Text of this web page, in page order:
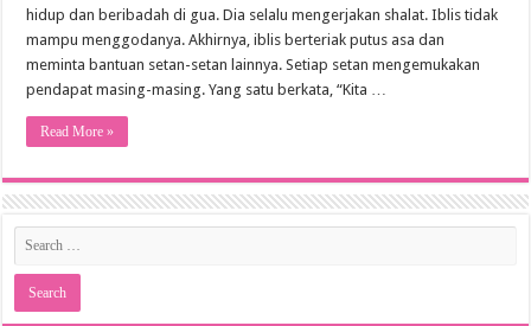
hidup dan beribadah di gua. Dia selalu mengerjakan shalat. Iblis tidak
mampu menggodanya. Akhirnya, iblis berteriak putus asa dan
meminta bantuan setan-setan lainnya. Setiap setan mengemukakan
pendapat masing-masing. Yang satu berkata, “Kita …
Read More »